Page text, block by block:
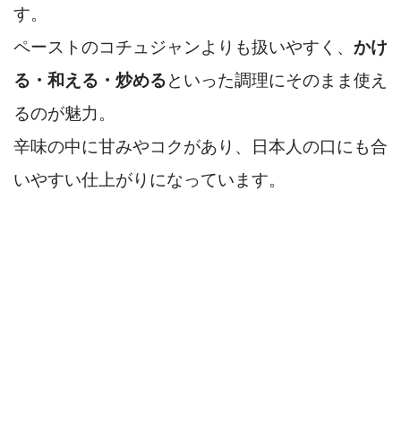
す。
ペーストのコチュジャンよりも扱いやすく、 かけ
る・和える・炒めるといった調理にそのまま使え
るのが魅力。
辛味の中に甘みやコクがあり、日本人の口にも合
いやすい仕上がりになっています。